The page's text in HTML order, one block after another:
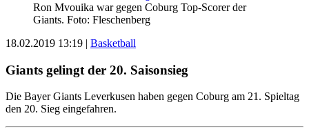
Ron Mvouika war gegen Coburg Top-Scorer der
Giants. Foto: Fleschenberg
18.02.2019 13:19 | Basketball
Giants gelingt der 20. Saisonsieg
Die Bayer Giants Leverkusen haben gegen Coburg am 21. Spieltag
den 20. Sieg eingefahren.